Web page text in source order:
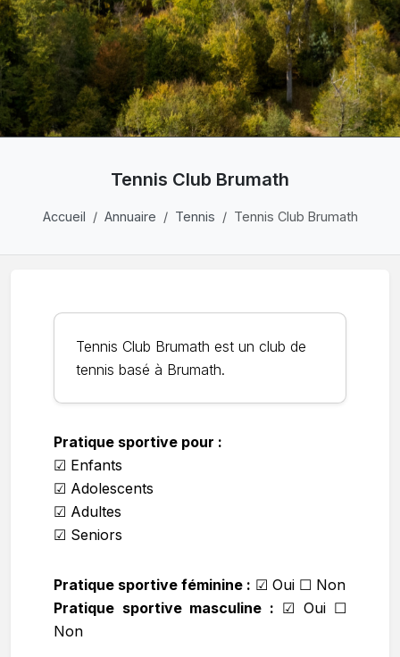
Tennis Club Brumath
Accueil Annuaire Tennis Tennis Club Brumath
Tennis Club Brumath est un club de
tennis basé à Brumath.
Pratique sportive pour :
☑ Enfants
☑ Adolescents
☑ Adultes
☑ Seniors
Pratique sportive féminine : ☑ Oui ☐ Non
Pratique sportive masculine : ☑ Oui ☐
Non